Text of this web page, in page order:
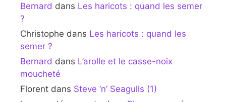
Bernard dans Les haricots : quand les semer
?
Christophe dans Les haricots : quand les
semer ?
Bernard dans L’arolle et le casse-noix
moucheté
Florent dans Steve ‘n’ Seagulls (1)